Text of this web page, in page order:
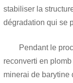
stabiliser la
dégradation qui se
Pendant le
reconverti en
minerai de barytine